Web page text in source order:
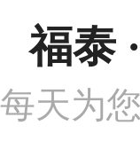
福泰
每天为